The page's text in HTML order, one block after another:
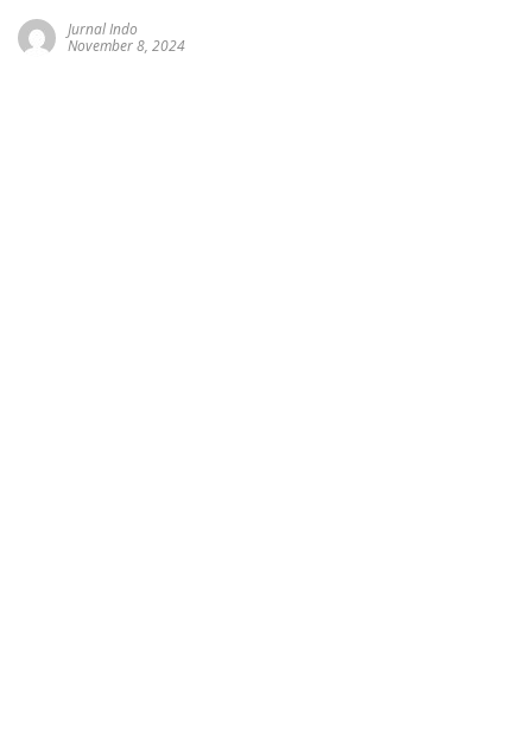
Jurnal Indo
November 8, 2024